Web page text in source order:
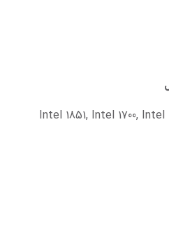
Intel 1851, Intel 1700, Intel